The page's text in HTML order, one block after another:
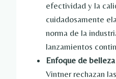
efectividad y la
cuidadosamente
norma de la
lanzamientos
Enfoque de
Vintner rechazan